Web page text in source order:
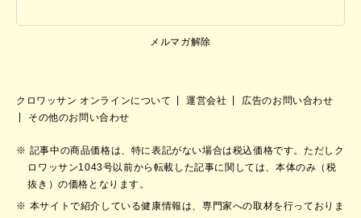
メルマガ解除
クロワッサン オンラインについて 運営会社
広告のお問い合わせ
その他のお問い合わせ
記事中の商品価格は、特に表記がない場合は税込価格です。ただしク
ロワッサン1043号以前から転載した記事に関しては、本体のみ（税
抜き）の価格となります。
本サイトで紹介している健康情報は、専門家への取材を行っておりま